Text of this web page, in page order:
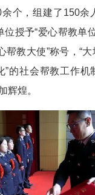
个，组建了150余
授予“爱心帮教单
帮教大使”称号，“大
”的社会帮教工作机
辉煌。